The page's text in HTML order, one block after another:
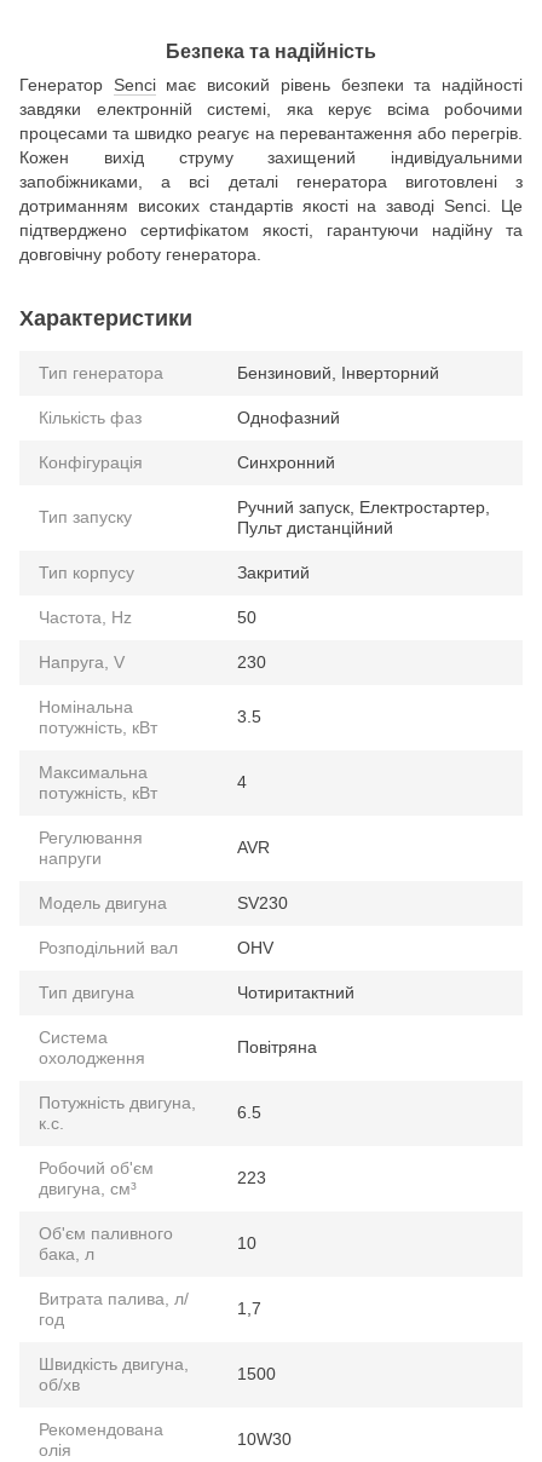
Безпека та надійність
Генератор Senciмає високий рівень безпеки та надійності
завдяки електронній системі, яка керує всіма робочими
процесами та швидко реагує на перевантаження або перегрів.
Кожен вихід струму захищений індивідуальними
запобіжниками, а всі деталі генератора виготовлені з
дотриманням високих стандартів якості на заводі Senci. Це
підтверджено сертифікатом якості, гарантуючи надійну та
довговічну роботу генератора.
Характеристики
Тип генератора Бензиновий, Інверторний
Кількість фаз Однофазний
Конфігурація Синхронний
Тип запуску
Ручний запуск, Електростартер,
Пульт дистанційний
Тип корпусу Закритий
Частота, Hz 50
Напруга, V 230
Номінальна
потужність, кВт
3.5
Максимальна
потужність, кВт
4
Регулювання
напруги
AVR
Модель двигуна SV230
Розподільний вал OHV
Тип двигуна Чотиритактний
Система
охолодження
Повітряна
Потужність двигуна,
к.с.
6.5
Робочий об'єм
двигуна, см³
223
Об'єм паливного
бака, л
10
Витрата палива, л/
год
1,7
Швидкість двигуна,
об/хв
1500
Рекомендована
олія
10W30